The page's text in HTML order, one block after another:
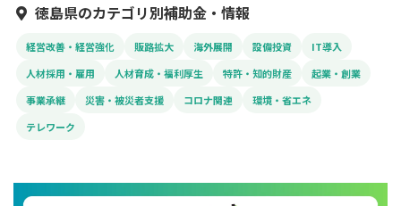
徳島県のカテゴリ別補助金・情報
経営改善・経営強化 販路拡大 海外展開 設備投資
IT導入
人材採用・雇用
人材育成・福利厚生 特許・知的財産
起業・創業
事業承継
災害・被災者支援 コロナ関連
環境・省エネ
テレワーク